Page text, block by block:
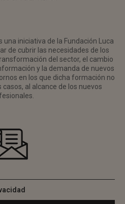
una iniciativa de la Fundación Luca
de cubrir las necesidades de los
del sector, el cambio
y la demanda de nuevos
en los que dicha formación no
al alcance de los nuevos